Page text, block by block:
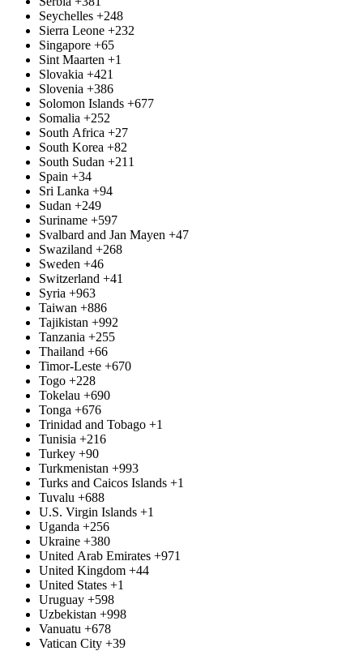
Seychelles +248
Sierra Leone +232
Singapore +65
Sint Maarten +1
Slovakia +421
Slovenia +386
Solomon Islands +677
Somalia +252
South Africa +27
South Korea +82
South Sudan +211
Spain +34
Sri Lanka +94
Sudan +249
Suriname +597
Svalbard and Jan Mayen +47
Swaziland +268
Sweden +46
Switzerland +41
Syria +963
Taiwan +886
Tajikistan +992
Tanzania +255
Thailand +66
Timor-Leste +670
Togo +228
Tokelau +690
Tonga +676
Trinidad and Tobago +1
Tunisia +216
Turkey +90
Turkmenistan +993
Turks and Caicos Islands +1
Tuvalu +688
U.S. Virgin Islands +1
Uganda +256
Ukraine +380
United Arab Emirates +971
United Kingdom +44
United States +1
Uruguay +598
Uzbekistan +998
Vanuatu +678
Vatican City +39